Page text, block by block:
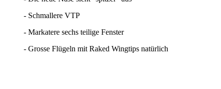
- Schmallere VTP
- Markatere sechs teilige Fenster
- Grosse Flügeln mit Raked Wingtips natürlich